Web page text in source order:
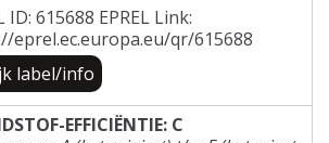
ID: 615688 EPREL Link:
eprel.ec.europa.eu/qr/615688
label/info
EFFICIËNTIE: C